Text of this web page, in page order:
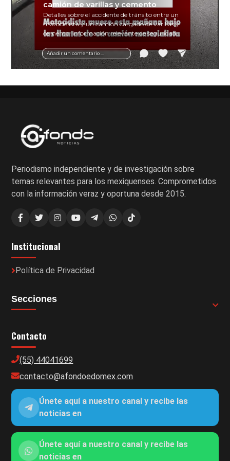
Añadir un comentario ...
camión de varillas y cemento
Detalles sobre el accidente de tránsito entre un
motociclista y un camión cargado de varillas y
cemento. Información relevante de seguridad
vial y recomendaciones para motociclistas.
Periodismo independiente y de investigación sobre
temas relevantes para los mexiquenses. Comprometidos
con la información veraz y oportuna desde 2015.
Institucional
Política de Privacidad
Secciones
Contacto
(55) 44041699
contacto@afondoedomex.com
Únete aquí a nuestro canal y recibe las
noticias en
Únete aquí a nuestro canal y recibe las
noticias en